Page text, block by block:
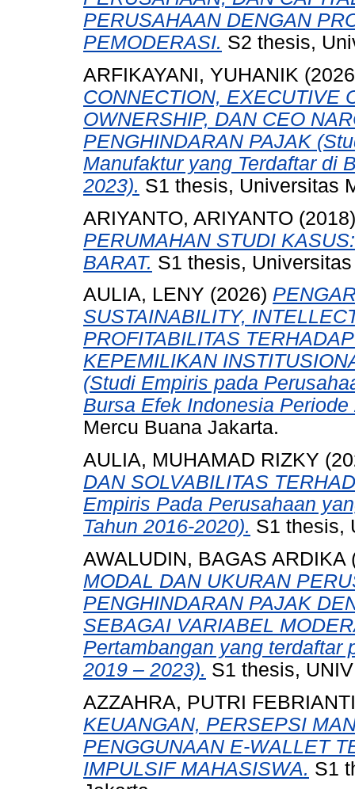
PERUSAHAAN DENGAN
PEMODERASI. S2 thesis,
ARFIKAYANI, YUHANIK
CONNECTION, EXECUTIVE
OWNERSHIP, DAN CEO
PENGHINDARAN PAJAK
Manufaktur yang Terdaftar di
2023). S1 thesis, Universitas
ARIYANTO, ARIYANTO
PERUMAHAN STUDI
BARAT. S1 thesis,
AULIA, LENY (2026)
SUSTAINABILITY,
PROFITABILITAS
KEPEMILIKAN
(Studi Empiris pada
Bursa Efek Indonesia Periode
Mercu Buana Jakarta.
AULIA, MUHAMAD RIZKY
DAN SOLVABILITAS
Empiris Pada Perusahaan
Tahun 2016-2020). S1 thesis,
AWALUDIN, BAGAS ARDIKA
MODAL DAN UKURAN
PENGHINDARAN PAJAK
SEBAGAI VARIABEL
Pertambangan yang terdaftar
2019 – 2023). S1 thesis,
AZZAHRA, PUTRI FEBRIANTI
KEUANGAN, PERSEPSI
PENGGUNAAN E-WALLET
IMPULSIF MAHASISWA. S1